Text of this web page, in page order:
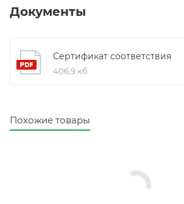
Документы
Сертификат соответствия
406,9 кб
Похожие товары